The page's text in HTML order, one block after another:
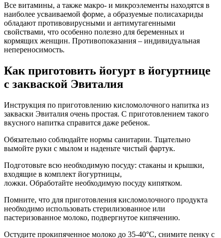
Все витамины, а также макро- и микроэлементы находятся в
наиболее усваиваемой форме, а образуемые полисахариды
обладают противовирусными и антимутагенными
свойствами, что особенно полезно для беременных и
кормящих женщин. Противопоказания – индивидуальная
непереносимость.
Как приготовить йогурт в йогуртнице
с закваской Эвиталия
Инструкция по приготовлению кисломолочного напитка из
закваски Эвиталия очень простая. С приготовлением такого
вкусного напитка справится даже ребенок.
Обязательно соблюдайте нормы санитарии. Тщательно
вымойте руки с мылом и наденьте чистый фартук.
Подготовьте всю необходимую посуду: стаканы и крышки,
входящие в комплект йогуртницы,
ложки. Обработайте необходимую посуду кипятком.
Помните, что для приготовления кисломолочного продукта
необходимо использовать стерилизованное или
пастеризованное молоко, подвергнутое кипячению.
Остудите прокипяченное молоко до 35-40°С, снимите пенку с